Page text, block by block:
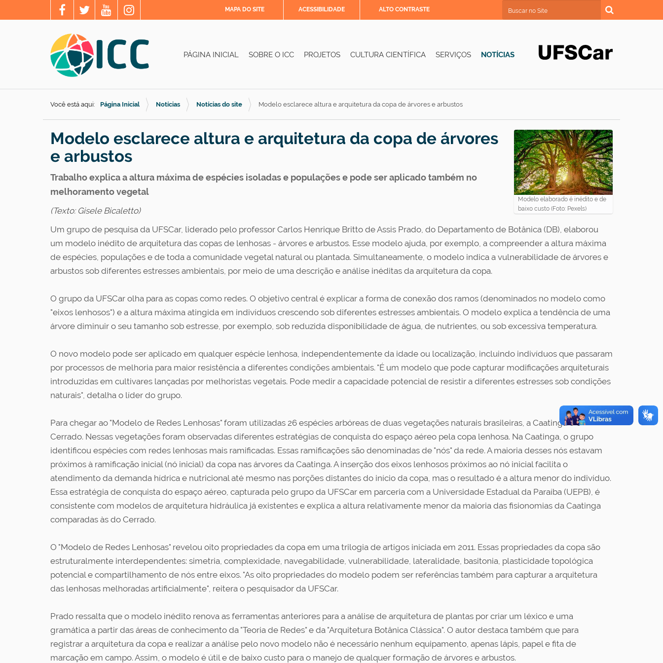
MAPA DO SITE ACESSIBILIDADE ALTO CONTRASTE Busca Avançada…
PÁGINA INICIAL SOBRE O ICC PROJETOS CULTURA CIENTÍFICA SERVIÇOS NOTÍCIAS
Você está aqui: Página Inicial Notícias Notícias do site Modelo esclarece altura e arquitetura da copa de árvores e arbustos
Modelo elaborado é inédito e de
baixo custo (Foto: Pexels)
Modelo esclarece altura e arquitetura da copa de árvores
e arbustos
Trabalho explica a altura máxima de espécies isoladas e populações e pode ser aplicado também no
melhoramento vegetal
(Texto: Gisele Bicaletto)
Um grupo de pesquisa da UFSCar, liderado pelo professor Carlos Henrique Britto de Assis Prado, do Departamento de Botânica (DB), elaborou
um modelo inédito de arquitetura das copas de lenhosas - árvores e arbustos. Esse modelo ajuda, por exemplo, a compreender a altura máxima
de espécies, populações e de toda a comunidade vegetal natural ou plantada. Simultaneamente, o modelo indica a vulnerabilidade de árvores e
arbustos sob diferentes estresses ambientais, por meio de uma descrição e análise inéditas da arquitetura da copa.
O grupo da UFSCar olha para as copas como redes. O objetivo central é explicar a forma de conexão dos ramos (denominados no modelo como
"eixos lenhosos") e a altura máxima atingida em indivíduos crescendo sob diferentes estresses ambientais. O modelo explica a tendência de uma
árvore diminuir o seu tamanho sob estresse, por exemplo, sob reduzida disponibilidade de água, de nutrientes, ou sob excessiva temperatura.
O novo modelo pode ser aplicado em qualquer espécie lenhosa, independentemente da idade ou localização, incluindo indivíduos que passaram
por processos de melhoria para maior resistência a diferentes condições ambientais. "É um modelo que pode capturar modificações arquiteturais
introduzidas em cultivares lançadas por melhoristas vegetais. Pode medir a capacidade potencial de resistir a diferentes estresses sob condições
naturais", detalha o líder do grupo.
Para chegar ao "Modelo de Redes Lenhosas" foram utilizadas 26 espécies arbóreas de duas vegetações naturais brasileiras, a Caatinga e o
Cerrado. Nessas vegetações foram observadas diferentes estratégias de conquista do espaço aéreo pela copa lenhosa. Na Caatinga, o grupo
identificou espécies com redes lenhosas mais ramificadas. Essas ramificações são denominadas de "nós" da rede. A maioria desses nós estavam
próximos à ramificação inicial (nó inicial) da copa nas árvores da Caatinga. A inserção dos eixos lenhosos próximos ao nó inicial facilita o
atendimento da demanda hídrica e nutricional até mesmo nas porções distantes do início da copa, mas o resultado é a altura menor do indivíduo.
Essa estratégia de conquista do espaço aéreo, capturada pelo grupo da UFSCar em parceria com a Universidade Estadual da Paraíba (UEPB), é
consistente com modelos de arquitetura hidráulica já existentes e explica a altura relativamente menor da maioria das fisionomias da Caatinga
comparadas às do Cerrado.
O "Modelo de Redes Lenhosas" revelou oito propriedades da copa em uma trilogia de artigos iniciada em 2011. Essas propriedades da copa são
estruturalmente interdependentes: simetria, complexidade, navegabilidade, vulnerabilidade, lateralidade, basitonia, plasticidade topológica
potencial e compartilhamento de nós entre eixos. "As oito propriedades do modelo podem ser referências também para capturar a arquitetura
das lenhosas melhoradas artificialmente", reitera o pesquisador da UFSCar.
Prado ressalta que o modelo inédito renova as ferramentas anteriores para a análise de arquitetura de plantas por criar um léxico e uma
gramática a partir das áreas de conhecimento da "Teoria de Redes" e da "Arquitetura Botânica Clássica". O autor destaca também que para
registrar a arquitetura da copa e realizar a análise pelo novo modelo não é necessário nenhum equipamento, apenas lápis, papel e fita de
marcação em campo. Assim, o modelo é útil e de baixo custo para o manejo de qualquer formação de árvores e arbustos.